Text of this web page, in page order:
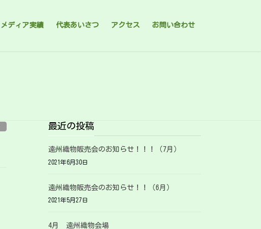
メディア実績 代表あいさつ アクセス お問い合わせ
最近の投稿
遠州織物販売会のお知らせ！！！（7月）
2021年6月30日
遠州織物販売会のお知らせ！！（6月）
2021年5月27日
4月 遠州織物会場